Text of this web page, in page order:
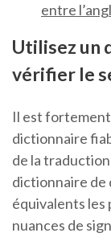
entre
Utilisez un
vérifier le
Il est
dictionnaire
de la traduction
dictionnaire de
équivalents les
nuances de